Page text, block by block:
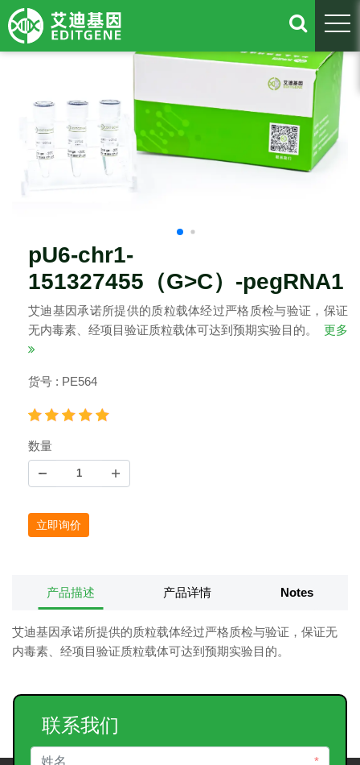
pU6-chr1-
151327455（G>C）-pegRNA1
艾迪基因承诺所提供的质粒载体经过严格质检与验证，保证
无内毒素、经项目验证质粒载体可达到预期实验目的。
更多
货号 : PE564
数量
立即询价
产品描述 产品详情 Notes
艾迪基因承诺所提供的质粒载体经过严格质检与验证，保证无
内毒素、经项目验证质粒载体可达到预期实验目的。
联系我们
*